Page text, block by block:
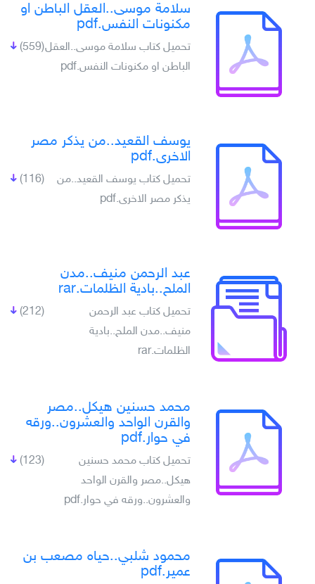
سلامة موسى..العقل الباطن او
مكنونات النفس.pdf
(559)تحميل كتاب سلامة موسى..العقل
الباطن او مكنونات النفس.pdf
يوسف القعيد..من يذكر مصر
الاخرى.pdf
(116)
تحميل كتاب يوسف القعيد..من
يذكر مصر الاخرى.pdf
عبد الرحمن منيف..مدن
الملح..بادية الظلمات.rar
(212)
تحميل كتاب عبد الرحمن
منيف..مدن الملح..بادية
الظلمات.rar
محمد حسنين هيكل..مصر
والقرن الواحد والعشرون..ورقه
في حوار.pdf
(123)
تحميل كتاب محمد حسنين
هيكل..مصر والقرن الواحد
والعشرون..ورقه في حوار.pdf
محمود شلبي..حياه مصعب بن
عمير.pdf